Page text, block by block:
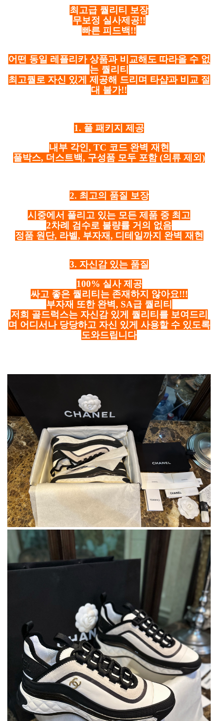
최고급 퀄리티 보장
무보정 실사제공!!
빠른 피드백!!
어떤 동일 레플리카 상품과 비교해도 따라올 수 없
는 퀄리티
최고퀄로 자신 있게 제공해 드리며 타샵과 비교 절
대 불가!!
1. 풀 패키지 제공
내부 각인, TC 코드 완벽 재현
풀박스, 더스트백, 구성품 모두 포함 (의류 제외)
2. 최고의 품질 보장
시중에서 풀리고 있는 모든 제품 중 최고
2차례 검수로 불량률 거의 없음
정품 원단, 라벨, 부자재, 디테일까지 완벽 재현
3. 자신감 있는 품질
100% 실사 제공
싸고 좋은 퀄리티는 존재하지 않아요!!!
부자재 또한 완벽, SA급 퀄리티
저희 골드럭스는 자신감 있게 퀄리티를 보여드리
며 어디서나 당당하고 자신 있게 사용할 수 있도록
도와드립니다